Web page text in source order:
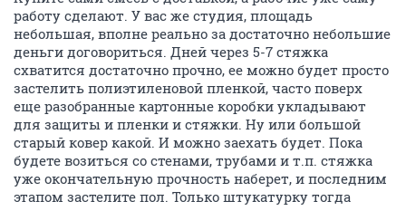
работу сделают. У вас же студия, площадь
небольшая, вполне реально за достаточно небольшие
деньги договориться. Дней через 5-7 стяжка
схватится достаточно прочно, ее можно будет просто
застелить полиэтиленовой пленкой, часто поверх
еще разобранные картонные коробки укладывают
для защиты и пленки и стяжки. Ну или большой
старый ковер какой. И можно заехать будет. Пока
будете возиться со стенами, трубами и т.п. стяжка
уже окончательную прочность наберет, и последним
этапом застелите пол. Только штукатурку тогда